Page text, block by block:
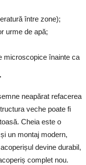
între zone);
urme de apă;
microscopice înainte ca
neapărat refacerea
veche poate fi
Cheia este o
un montaj modern,
devine durabil,
complet nou.